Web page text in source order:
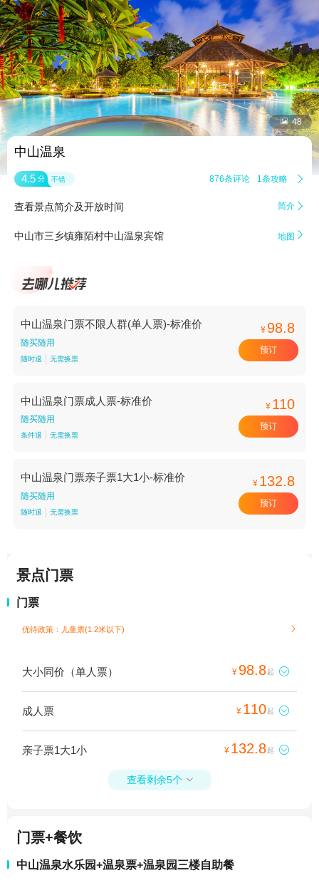
 48
中山温泉
4.5 分 不错 876条评论 1条攻略 
查看景点简介及开放时间 简介 
中山市三乡镇雍陌村中山温泉宾馆 地图 
中山温泉门票不限人群(单人票)-标准价
随买随用
随时退 无需换票
¥ 98.8
预订
中山温泉门票成人票-标准价
随买随用
条件退 无需换票
¥ 110
预订
中山温泉门票亲子票1大1小-标准价
随买随用
随时退 无需换票
¥ 132.8
预订
景点门票
门票
优待政策：儿童票(1.2米以下) 
大小同价（单人票） ¥ 98.8起 
成人票 ¥ 110起 
亲子票1大1小 ¥ 132.8起 
查看剩余5个 
门票+餐饮
中山温泉水乐园+温泉票+温泉园三楼自助餐
